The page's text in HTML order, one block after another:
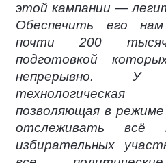
этой кампании —
Обеспечить его
почти 200 тысяч
подготовкой
непрерывно. У
позволяющая в режиме
отслеживать всё
избирательных